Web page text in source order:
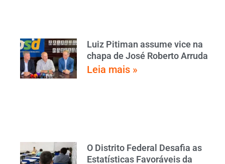
Luiz Pitiman assume vice na
chapa de José Roberto Arruda
Leia mais »
O Distrito Federal Desafia as
Estatísticas Favoráveis da